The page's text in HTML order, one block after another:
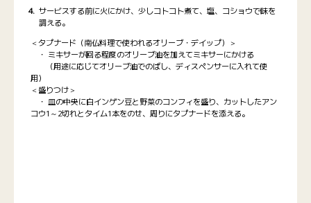
サービスする前に火にかけ、少しコトコト煮て、塩、コショウで味を
調える。
＜タプナード（南仏料理で使われるオリーブ・デイップ）＞
・ ミキサーが回る程度のオリーブ油を加えてミキサーにかける
（用途に応じてオリーブ油でのばし、ディスペンサーに入れて使
用）
＜盛りつけ＞
・ 皿の中央に白インゲン豆と野菜のコンフィを盛り、カットしたアン
コウ1～2切れとタイム1本をのせ、周りにタプナードを添える。